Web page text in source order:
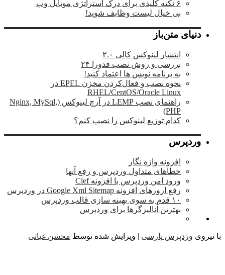
بی خیال لیست وظایف شوید!
دنیای متن‌باز
انتشار لینوکس کالی ۲.۰
بررسی و روش نصب فدورا ۲۴
به برنامه نویس ها اعتماد کنید!
نحوه نصب و فعال‌کردن مخزن EPEL در
RHEL/CentOS/Oracle Linux
راهنمای نصب LEMP در آرچ لینوکس (Nginx, MySql,
PHP)
کدام توزیع لینوکس را نصب کنم؟
وردپرس
افزونه واژه نگار
خطاهای متداول وردپرس و رفع آنها
ورود امن وردپرس با افزونه Clef
رفع ارورهای افزونه Google Xml Sitemap در وردپرس
۱۰ قدم به سوی بهینه سازی قالب وردپرس
بهترین آنالیزگرها برای وردپرس
وردپرس پارسی | ویرایش شده توسطمحسن غیاثی